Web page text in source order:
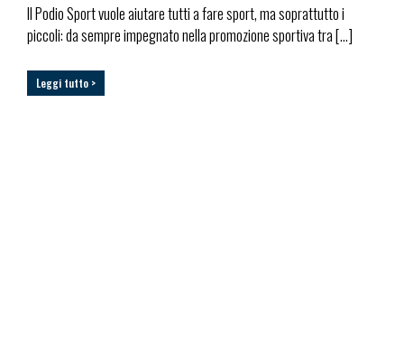
Il Podio Sport vuole aiutare tutti a fare sport, ma soprattutto i
piccoli: da sempre impegnato nella promozione sportiva tra […]
Leggi tutto >